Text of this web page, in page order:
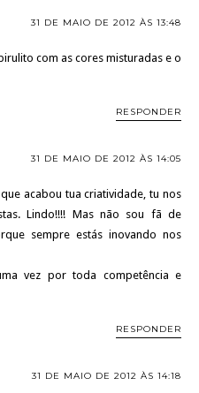
31 DE MAIO DE 2012 ÀS 13:48
com as cores misturadas e o
RESPONDER
31 DE MAIO DE 2012 ÀS 14:05
acabou tua criatividade, tu nos
Lindo!!!! Mas não sou fã de
sempre estás inovando nos
vez por toda competência e
RESPONDER
31 DE MAIO DE 2012 ÀS 14:18